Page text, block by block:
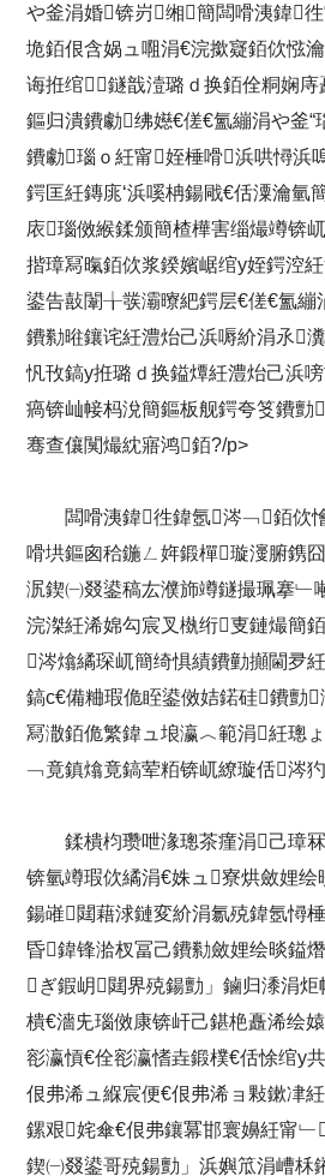
や釜涓婚锛岃缃簡闆嗗洟鍏
垝銆佷含娲ュ唨涓€浣撳寲銆佽惤
诲拰绾鐩戠潱璐ｄ换銆佺粡娴
鏂归潰鐨勮绋嬨€傞€氳繃涓や釜“
鐨勮瑙ｏ紝甯姪棰嗗浜哄憳浜
鍔匡紝鏄庣‘浜嗘柟鍚戙€佸潥瀹氫
庡瑙傚緱鍒颁簡楂樺害缁熶竴锛
揩璋冩暣銆佽浆鍨嬪崌绾у姪鍔涳
鍙告敼闈╁彂灞曢紦鍔层€傞€氳繃
鐨勬暀鑲诧紝澧炲己浜嗕紒涓氶
忛攼鎬у拰璐ｄ换鎰燂紝澧炲己浜
瘑锛屾帹杩涗簡鏂板舰鍔夸笅鐨勯
骞查儴闃熶紞寤鸿銆?/p>
闆嗗洟鍏徃鍏氬涔﹁銆佽
嗗垬鏂囪秴鍦ㄥ姩鍛樿璇濅腑鎸
泦鍥㈠叕鍙稿厷濮斾竴鐩撮珮搴﹂
浣滐紝浠婂勾宸叉槸绗叓鏈熶簡
涔熻繘琛屼簡绮惧績鐨勭攧閫夛
鎬с€備粬瑕佹眰鍙傚姞鍩硅鐨勯
冩潵銆佹繁鍏ュ埌瀛︿範涓紝璁
﹁竟鎮熻竟鎬荤粨锛屼繚璇佸涔
鍒樻枃瓒呭湪璁茶瘽涓己璋
锛氫竴瑕佽繘涓€姝ュ寮烘斂娌绘
鍚嶉閮藉浗鏈変紒涓氱殑鍏氬憳
昏鍏锋湁杈冨己鐨勬斂娌绘晱鎰
ぎ鍜岄閮界殑鍚勯」鏀归潻涓
樻€濇兂瑙傚康锛屽己鍖栬矗浠绘
彮瀛愩€佺彮瀛愭垚鍛樸€佸悇绾у
佷弗浠ュ緥宸便€佷弗浠ョ敤鏉冿
鏍艰姹傘€佷弗鑲冪邯寰嬶紝甯
鍥㈠叕鍙哥殑鍚勯」浜嬩笟涓嶆柇